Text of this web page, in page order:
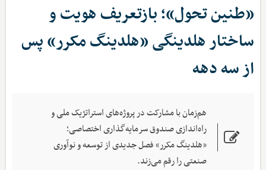
«طنین تحول»؛ بازتعریف هویت و
ساختار هلدینگی «هلدینگ مکرر» پس
از سه دهه
هم‌زمان با مشارکت در پروژه‌های استراتژیک ملی و
راه‌اندازی صندوق سرمایه‌گذاری اختصاصی؛
«هلدینگ مکرر» فصل جدیدی از توسعه و نوآوری
صنعتی را رقم می‌زند.